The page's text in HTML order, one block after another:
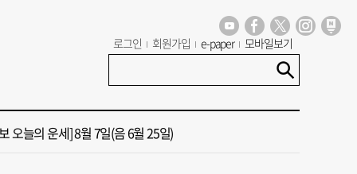
로그인 회원가입 e-paper 모바일보기
청사, 북항 재개발 부지 복합항만지구 확정
오늘의 운세] 8월 7일(음 6월 25일)
해양수산부’ 2030년 부산 북항시대 연다